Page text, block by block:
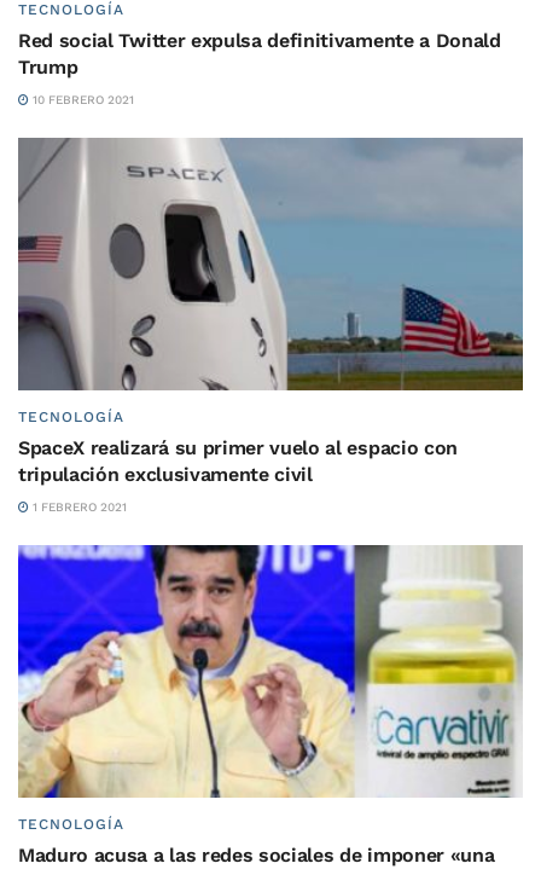
TECNOLOGÍA
Red social Twitter expulsa definitivamente a Donald
Trump
10 FEBRERO 2021
TECNOLOGÍA
SpaceX realizará su primer vuelo al espacio con
tripulación exclusivamente civil
1 FEBRERO 2021
TECNOLOGÍA
Maduro acusa a las redes sociales de imponer «una